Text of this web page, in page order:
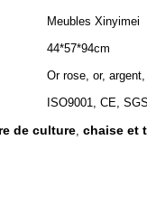
Meubles Xinyimei
44*57*94cm
Or rose, or,
ISO9001, CE, SGS
de culture, chaise et